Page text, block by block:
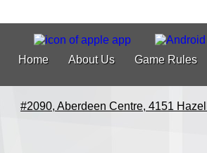
Home About Us Game Rules
#2090, Aberdeen Centre, 4151